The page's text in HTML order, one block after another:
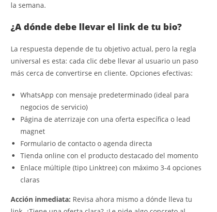
la semana.
¿A dónde debe llevar el link de tu bio?
La respuesta depende de tu objetivo actual, pero la regla
universal es esta: cada clic debe llevar al usuario un paso
más cerca de convertirse en cliente. Opciones efectivas:
WhatsApp con mensaje predeterminado (ideal para
negocios de servicio)
Página de aterrizaje con una oferta específica o lead
magnet
Formulario de contacto o agenda directa
Tienda online con el producto destacado del momento
Enlace múltiple (tipo Linktree) con máximo 3-4 opciones
claras
Acción inmediata: Revisa ahora mismo a dónde lleva tu